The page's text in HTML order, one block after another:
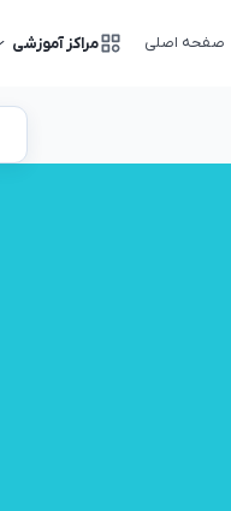
صفحه اصلی مراکز آموزشی